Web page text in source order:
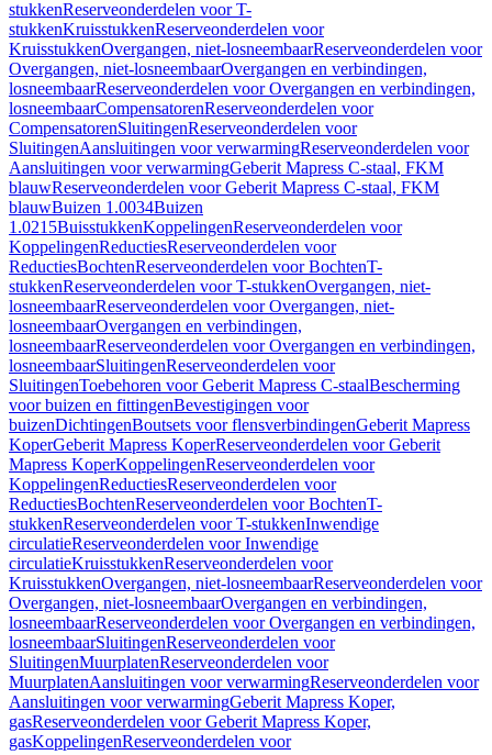
stukkenReserveonderdelen voor T-
stukkenKruisstukkenReserveonderdelen voor
KruisstukkenOvergangen, niet-losneembaarReserveonderdelen voor
Overgangen, niet-losneembaarOvergangen en verbindingen,
losneembaarReserveonderdelen voor Overgangen en verbindingen,
losneembaarCompensatorenReserveonderdelen voor
CompensatorenSluitingenReserveonderdelen voor
SluitingenAansluitingen voor verwarmingReserveonderdelen voor
Aansluitingen voor verwarmingGeberit Mapress C-staal, FKM
blauwReserveonderdelen voor Geberit Mapress C-staal, FKM
blauwBuizen 1.0034Buizen
1.0215BuisstukkenKoppelingenReserveonderdelen voor
KoppelingenReductiesReserveonderdelen voor
ReductiesBochtenReserveonderdelen voor BochtenT-
stukkenReserveonderdelen voor T-stukkenOvergangen, niet-
losneembaarReserveonderdelen voor Overgangen, niet-
losneembaarOvergangen en verbindingen,
losneembaarReserveonderdelen voor Overgangen en verbindingen,
losneembaarSluitingenReserveonderdelen voor
SluitingenToebehoren voor Geberit Mapress C-staalBescherming
voor buizen en fittingenBevestigingen voor
buizenDichtingenBoutsets voor flensverbindingenGeberit Mapress
KoperGeberit Mapress KoperReserveonderdelen voor Geberit
Mapress KoperKoppelingenReserveonderdelen voor
KoppelingenReductiesReserveonderdelen voor
ReductiesBochtenReserveonderdelen voor BochtenT-
stukkenReserveonderdelen voor T-stukkenInwendige
circulatieReserveonderdelen voor Inwendige
circulatieKruisstukkenReserveonderdelen voor
KruisstukkenOvergangen, niet-losneembaarReserveonderdelen voor
Overgangen, niet-losneembaarOvergangen en verbindingen,
losneembaarReserveonderdelen voor Overgangen en verbindingen,
losneembaarSluitingenReserveonderdelen voor
SluitingenMuurplatenReserveonderdelen voor
MuurplatenAansluitingen voor verwarmingReserveonderdelen voor
Aansluitingen voor verwarmingGeberit Mapress Koper,
gasReserveonderdelen voor Geberit Mapress Koper,
gasKoppelingenReserveonderdelen voor